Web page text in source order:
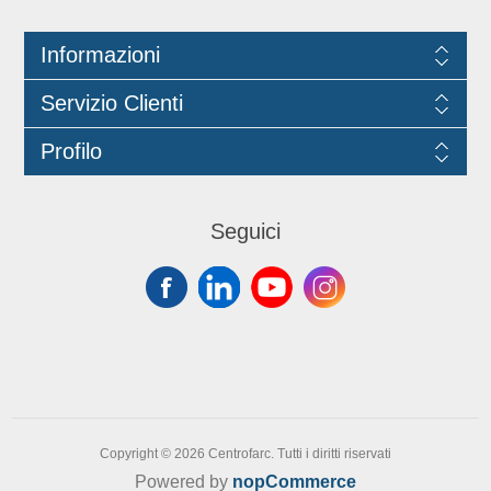
igienizza il bucato rimuovendo germi
lavaggi a mano, come pretrattamento
sulle macchie più ostinate. Adatta
anche per le grandi superfici
Informazioni
Servizio Clienti
Profilo
Seguici
Copyright © 2026 Centrofarc. Tutti i diritti riservati
Powered by nopCommerce